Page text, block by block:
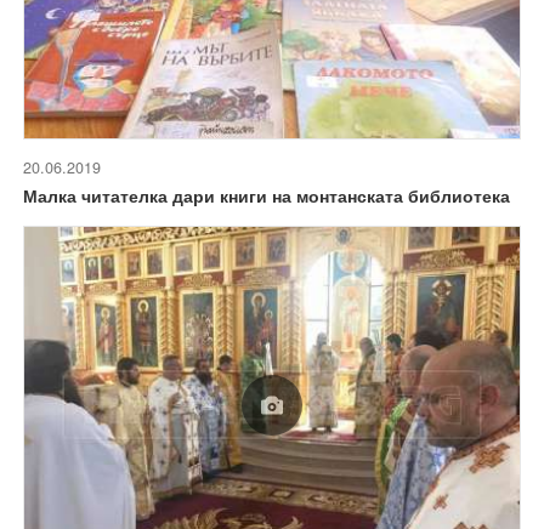
20.06.2019
Малка читателка дари книги на монтанската библиотека